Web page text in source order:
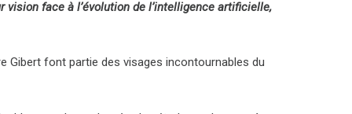
face à l’évolution de l’intelligence artificielle,
Gibert font partie des visages incontournables du